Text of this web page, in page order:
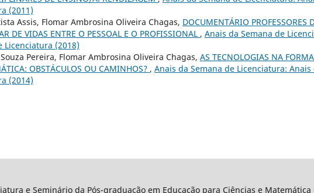
(2011)
Assis, Flomar Ambrosina Oliveira Chagas, DOCUMENTÁRIO PROFESSORES
DE VIDAS ENTRE O PESSOAL E O PROFISSIONAL , Anais da Semana de
Licenciatura (2018)
Pereira, Flomar Ambrosina Oliveira Chagas, AS TECNOLOGIAS NA
OBSTÁCULOS OU CAMINHOS? , Anais da Semana de Licenciatura: Anais
(2014)
e Seminário da Pós-graduação em Educação para Ciências e Matemática